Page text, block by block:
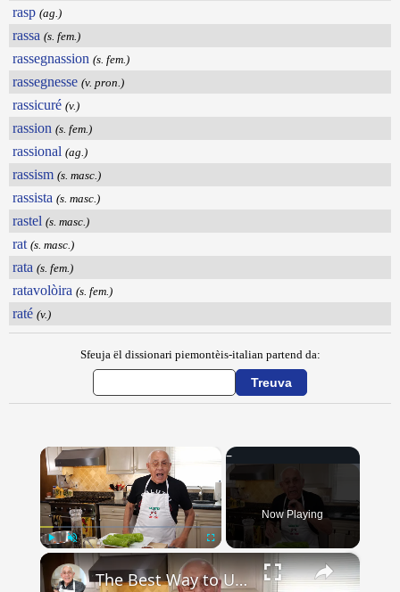
rasp (ag.)
rassa (s. fem.)
rassegnassion (s. fem.)
rassegnesse (v. pron.)
rassicuré (v.)
rassion (s. fem.)
rassional (ag.)
rassism (s. masc.)
rassista (s. masc.)
rastel (s. masc.)
rat (s. masc.)
rata (s. fem.)
ratavolòira (s. fem.)
raté (v.)
Sfeuja ël dissionari piemontèis-italian partend da:
Unmute
Now Playing
×
The Best Way to Use Italian Frying Peppers